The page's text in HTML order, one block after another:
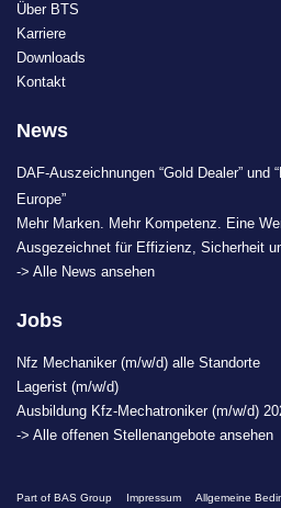
Über BTS
Karriere
Downloads
Kontakt
News
DAF-Auszeichnungen “Gold Dealer” und
Europe”
Mehr Marken. Mehr Kompetenz. Eine
Ausgezeichnet für Effizienz, Sicherheit
-> Alle News ansehen
Jobs
Nfz Mechaniker (m/w/d) alle Standorte
Lagerist (m/w/d)
Ausbildung Kfz-Mechatroniker (m/w/d)
-> Alle offenen Stellenangebote ansehen
Part of BAS Group Impressum Allgemeine